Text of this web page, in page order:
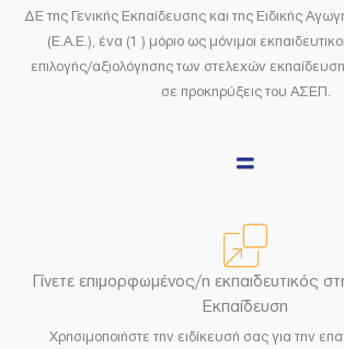
ΔΕ της Γενικής Εκπαίδευσης και της Ειδικής
(Ε.Α.Ε.), ένα (1 ) μόριο ως μόνιμοι
επιλογής/αξιολόγησης των στελεχών
σε προκηρύξεις του ΑΣΕΠ.
Γίνετε επιμορφωμένος/η εκπαιδευτικός
Εκπαίδευση
Χρησιμοποιήστε την ειδίκευσή σας για την